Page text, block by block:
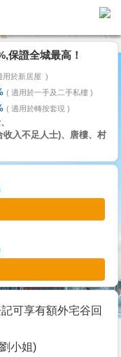
保證全城最高！
用於新居屋
適用於一手及二手私樓
適用於轉按套現
入不足人士)、唐樓、村
可享有額外宅谷回
小姐)